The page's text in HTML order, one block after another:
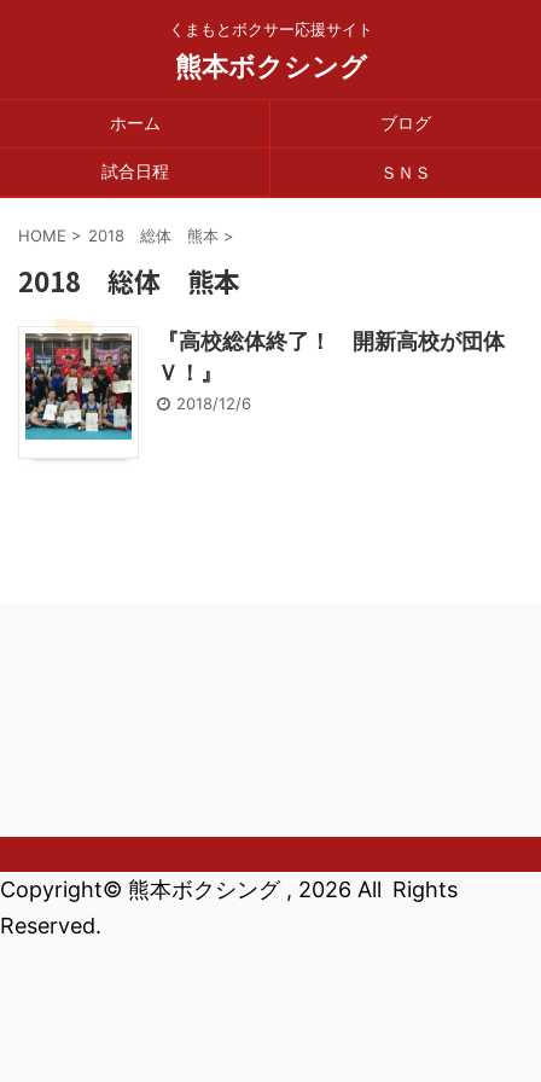
くまもとボクサー応援サイト
熊本ボクシング
ホーム ブログ
試合日程 ＳＮＳ
HOME > 2018 総体 熊本 >
2018 総体 熊本
『高校総体終了！ 開新高校が団体
Ｖ！』
2018/12/6
ホーム ブログ 試合日程 ＳＮＳ
プライバシーポリシ
Copyright© 熊本ボクシング , 2026 All Rights
Reserved.